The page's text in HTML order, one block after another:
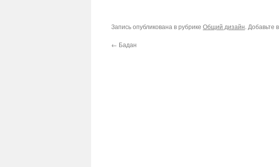
Запись опубликована в рубрике Общий дизайн. Добавьте
← Бадан